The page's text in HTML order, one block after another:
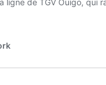
ligne de TGV Ouigo,